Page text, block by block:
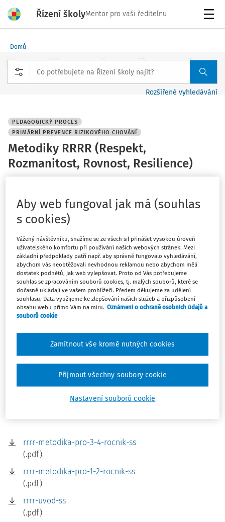
Řízení školyMentor pro vaši ředitelnu
Domů
Rozšířené vyhledávání
PEDAGOGICKÝ PROCES
PRIMÁRNÍ PREVENCE RIZIKOVÉHO CHOVÁNÍ
Metodiky RRRR (Respekt,
Rozmanitost, Rovnost, Resilience)
Související dokumenty (4)
Metodiky Respekt, Rozmanitost, Rovnost, Resilience
škol s cílem rozvíjet socio-emoční dovednosti žáků a
jejich pozitivní vztahy.
Metodiky přináší pedagogům chybějící oporu v tématech,
která jsou ve škole relativně nová. Obsahují sadu8
přehledných a praktických příruček, které jsou rozděleny
podle ročníků. Každá oblast obsahujeaktivity, které
vycházejí ze zážitkové pedagogiky.
prostřednictvím hraní rolí, diskuzí nad modelovými
situacemi nebo práce s daty. Učitel má k dispozici nejen
teoretická východiska, vzdělávací cíle a popis postupu, ale
i zajímavé tipy a doporučení pro rozšiřující aktivity či
přesah mimo školu. Součástí jsou i pracovní listy pro žáky
rrrr-metodika-pro-3-4-rocnik-ss
(.pdf)
rrrr-metodika-pro-1-2-rocnik-ss
(.pdf)
rrrr-uvod-ss
(.pdf)
Aby web fungoval jak má (souhlas
s cookies)
Vážený návštěvníku, snažíme se ze všech sil přinášet vysokou úroveň
uživatelského komfortu při používání našich webových stránek. Mezi
základní předpoklady patří např. aby správně fungovalo vyhledávání,
abychom vás neobtěžovali nevhodnou reklamou nebo abychom měli
dostatek podnětů, jak web vylepšovat. Proto od Vás potřebujeme
souhlas se zpracováním souborů cookies, tj. malých souborů, které se
dočasně ukládají ve vašem prohlížeči. Předem děkujeme za udělení
souhlasu. Data využijeme ke zlepšování našich služeb a přizpůsobení
obsahu webu přímo Vám na míru. Oznámení o ochraně osobních údajů a
souborů cookie
Nastavení souborů cookie
Zamítnout vše kromě nutných cookies
Přijmout všechny soubory cookie